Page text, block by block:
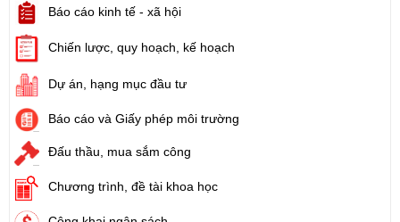
Nhà nước thu hồi đất)
Số:102/2024/NĐ-CP
Tên:
(Nghị định Quy định chi tiết thi hành một số điều của Luật
Đất đai)
Ngày ban hành: (21/08/2024)
Số: 103/2024/NĐ-CP
Tên:
(Nghị định Quy định về tiền sử dụng đất, tiền thuê đất)
Ngày ban hành: (21/08/2024)
Báo cáo kinh tế - xã hội
Chiến lược, quy hoạch, kế hoạch
Dự án, hạng mục đầu tư
Báo cáo và Giấy phép môi trường
Đấu thầu, mua sắm công
Chương trình, đề tài khoa học